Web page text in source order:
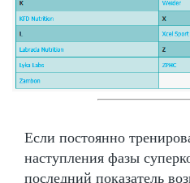
Если постоянно
наступления фазы
последний показатель